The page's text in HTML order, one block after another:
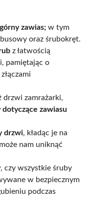
zawias; w tym
oraz śrubokręt.
z łatwością
pamiętając o
drzwi zamrażarki,
zawiasu
drzwi, kładąc je na
nam uniknąć
, czy wszystkie śruby
w bezpiecznym
podczas